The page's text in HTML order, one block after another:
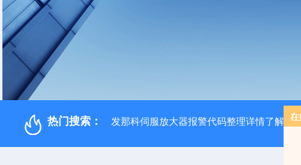
热门搜索： 发那科伺服放大器报警代码整理详情了解